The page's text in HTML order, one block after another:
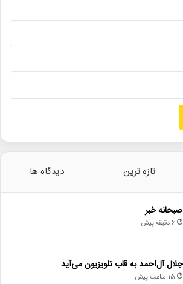
تازه ترین دیدگاه ها
صبحانه خبر
6 دقیقه پیش
جلال آل‌احمد به قاب تلویزیون می‌آید
15 ساعت پیش